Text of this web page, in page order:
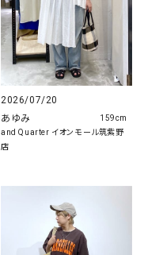
2026/07/20
あゆみ
and Quarter イオンモール筑紫野
店
159cm